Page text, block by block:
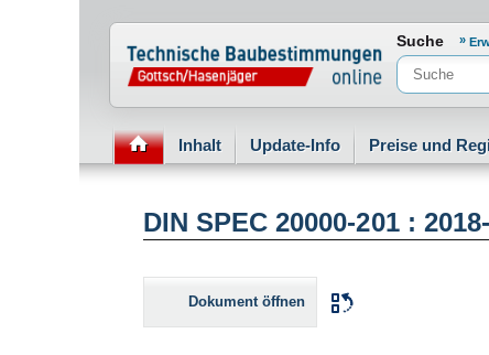
Normenportal Barrierefreiheit
Suche
Inhalt Update-Info Preise und
DIN SPEC 20000-201 :
Dokument öffnen